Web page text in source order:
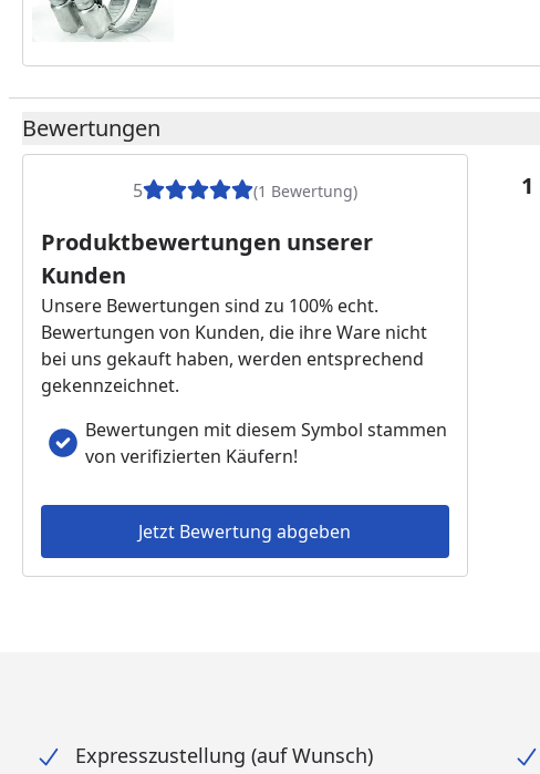
Bewertungen
5 (1 Bewertung)
Produktbewertungen unserer
Kunden
Unsere Bewertungen sind zu 100% echt.
Bewertungen von Kunden, die ihre Ware nicht
bei uns gekauft haben, werden entsprechend
gekennzeichnet.
Bewertungen mit diesem Symbol stammen
von verifizierten Käufern!
Jetzt Bewertung abgeben
1
Expresszustellung (auf Wunsch)